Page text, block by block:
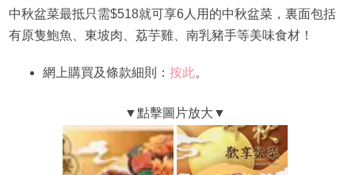
中秋盆菜最抵只需$518就可享6人用的中秋盆菜，裏面包括
有原隻鮑魚、東坡肉、荔芋雞、南乳豬手等美味食材！
網上購買及條款細則： 按此。